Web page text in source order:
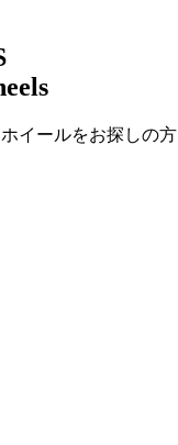
イールをお探しの方